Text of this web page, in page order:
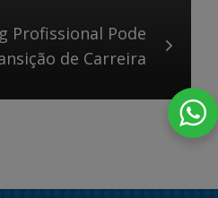
Profissional Pode
de Carreira